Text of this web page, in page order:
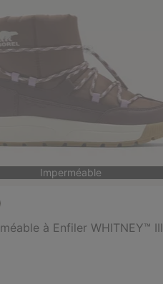
Imperméable
à Enfiler WHITNEY™ III